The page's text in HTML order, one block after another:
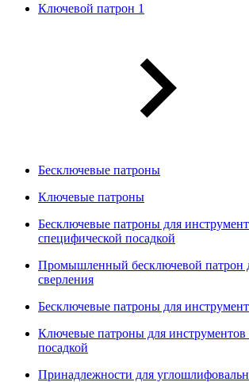
Ключевой патрон 1
Бесключевые патроны
Ключевые патроны
Бесключевые патроны для
специфической посадкой
Промышленный бесключевой патрон
сверления
Бесключевые патроны для
Ключевые патроны для инструментов
посадкой
Принадлежности для